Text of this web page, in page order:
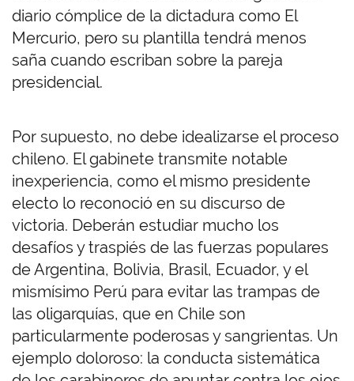
diario cómplice de la dictadura como El
Mercurio, pero su plantilla tendrá menos
saña cuando escriban sobre la pareja
presidencial.
Por supuesto, no debe idealizarse el proceso
chileno. El gabinete transmite notable
inexperiencia, como el mismo presidente
electo lo reconoció en su discurso de
victoria. Deberán estudiar mucho los
desafíos y traspiés de las fuerzas populares
de Argentina, Bolivia, Brasil, Ecuador, y el
mismísimo Perú para evitar las trampas de
las oligarquías, que en Chile son
particularmente poderosas y sangrientas. Un
ejemplo doloroso: la conducta sistemática